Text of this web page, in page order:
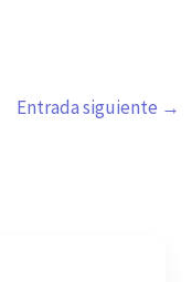
Entrada siguiente →